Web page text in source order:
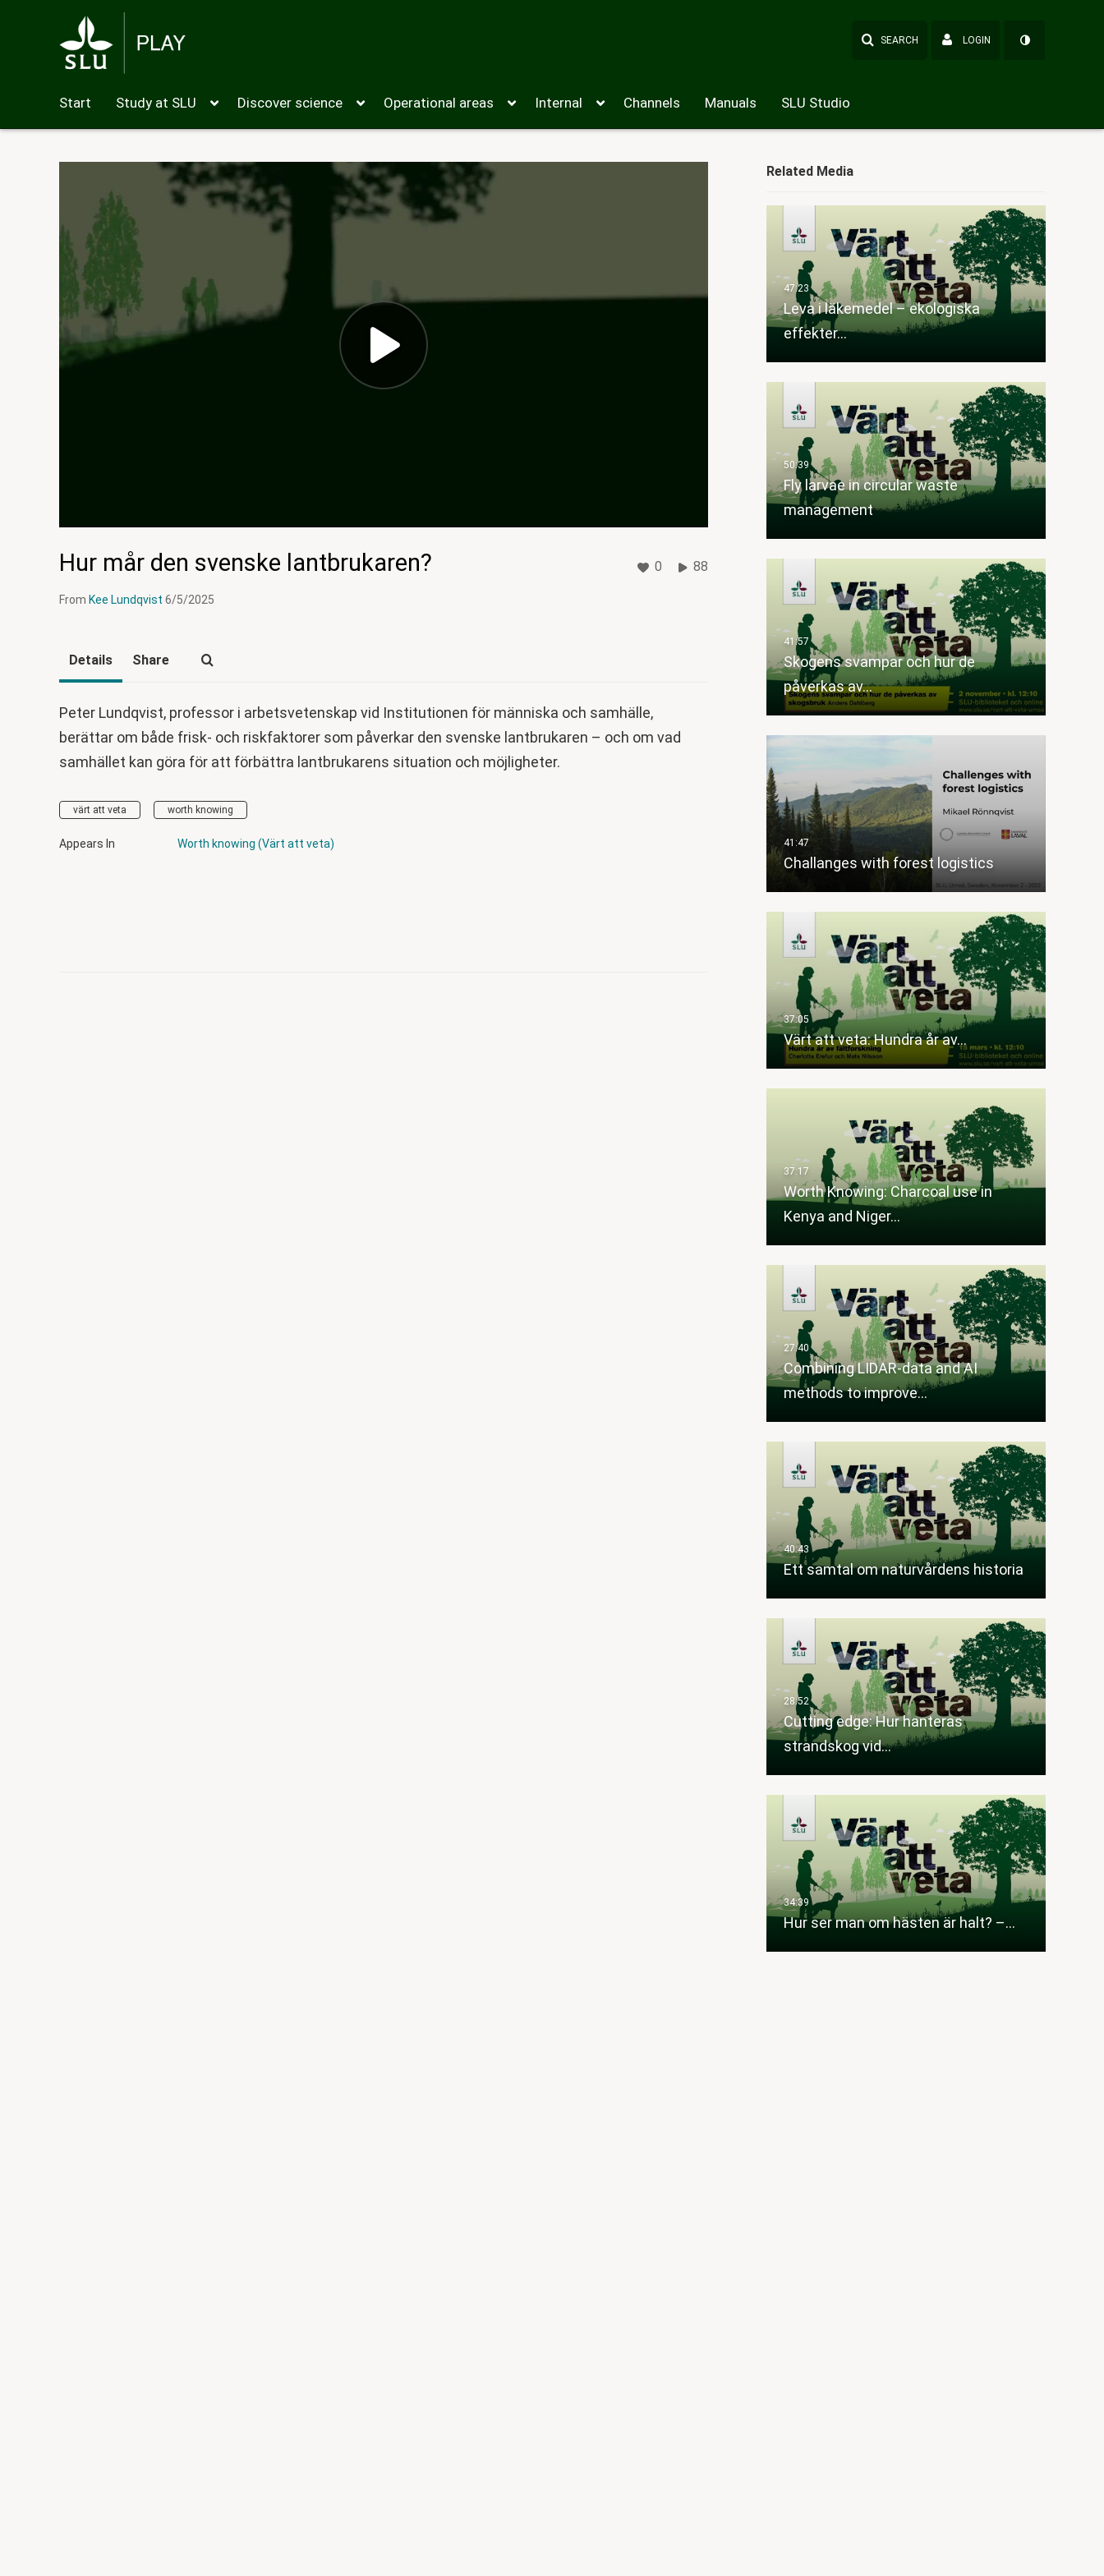
SEARCH LOGIN
Start Study at SLU Discover science Operational areas Internal Channels Manuals SLU Studio
Hur mår den svenske lantbrukaren?
From Kee Lundqvist 6/5/2025
0 88
Related Media
Leva i läkemedel – ekologiska
effekter…
Fly larvae in circular waste
management
Skogens svampar och hur de
påverkas av…
Challanges with forest logistics
Värt att veta: Hundra år av…
Worth Knowing: Charcoal use in
Kenya and Niger…
Combining LIDAR-data and AI
methods to improve…
Ett samtal om naturvårdens historia
Cutting edge: Hur hanteras
strandskog vid…
Hur ser man om hästen är halt? –…
Details Share
Peter Lundqvist, professor i arbetsvetenskap vid Institutionen för människa och samhälle,
berättar om både frisk- och riskfaktorer som påverkar den svenske lantbrukaren – och om vad
samhället kan göra för att förbättra lantbrukarens situation och möjligheter.
värt att veta worth knowing
Appears In Worth knowing (Värt att veta)